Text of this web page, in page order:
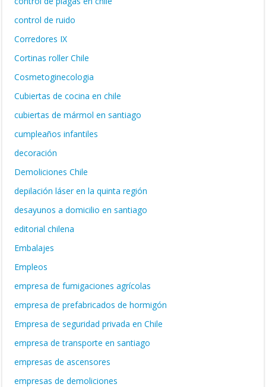
control de ruido
Corredores IX
Cortinas roller Chile
Cosmetoginecologia
Cubiertas de cocina en chile
cubiertas de mármol en santiago
cumpleaños infantiles
decoración
Demoliciones Chile
depilación láser en la quinta región
desayunos a domicilio en santiago
editorial chilena
Embalajes
Empleos
empresa de fumigaciones agrícolas
empresa de prefabricados de hormigón
Empresa de seguridad privada en Chile
empresa de transporte en santiago
empresas de ascensores
empresas de demoliciones